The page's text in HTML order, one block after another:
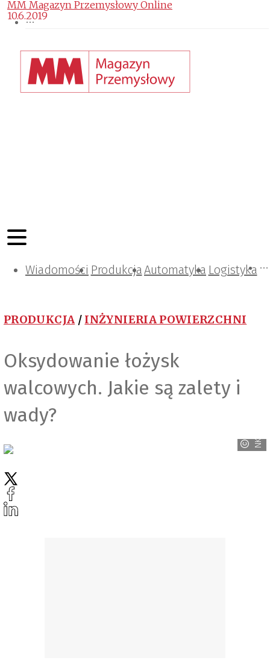
Wiadomości ProdukcjaAutomatyka Logistyka
Projektowanie i konstrukcje
Zarządzanie i IT
Tematy specjalne
PRODUKCJA / INŻYNIERIA POWIERZCHNI
Oksydowanie łożysk
walcowych. Jakie są zalety i
wady?
NKE
MM Magazyn Przemysłowy Online
10.6.2019